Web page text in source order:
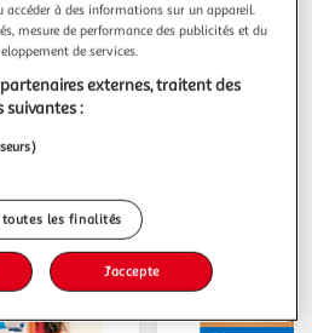
accéder à des informations sur un appareil.
mesure de performance des publicités et du
de services.
externes, traitent des
suivantes :
les finalités
J'accepte